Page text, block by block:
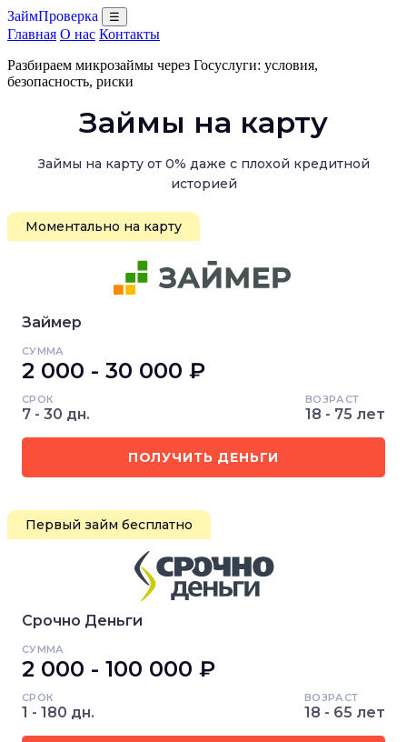
ЗаймПроверка ☰
Главная О нас Контакты
Разбираем микрозаймы через Госуслуги: условия,
безопасность, риски
Займы на карту
Займы на карту от 0% даже с плохой кредитной
историей
Моментально на карту
Займер
СУММА
2 000 - 30 000 ₽
СРОК
7 - 30 дн.
ВОЗРАСТ
18 - 75 лет
ПОЛУЧИТЬ ДЕНЬГИ
Первый займ бесплатно
Срочно Деньги
СУММА
2 000 - 100 000 ₽
СРОК
1 - 180 дн.
ВОЗРАСТ
18 - 65 лет